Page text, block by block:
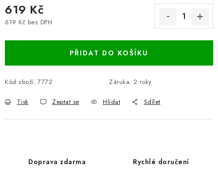
619 Kč
619 Kč bez DPH
PŘIDAT DO KOŠÍKU
Kód zboží: 7772 Záruka: 2 roky
Tisk Zeptat se Hlídat Sdílet
Doprava zdarma Rychlé doručení